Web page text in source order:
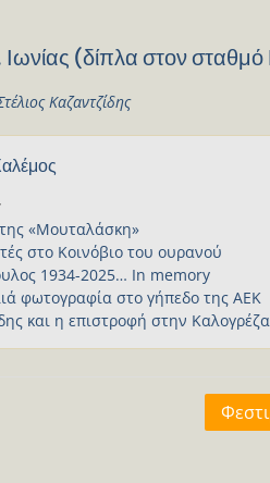
Ιωνίας (δίπλα στον
Καζαντζίδης
«Μουταλάσκη»
στο Κοινόβιο του ουρανού
1934-2025… In memory
φωτογραφία στο γήπεδο της ΑΕΚ
και η επιστροφή στην Καλογρέζα